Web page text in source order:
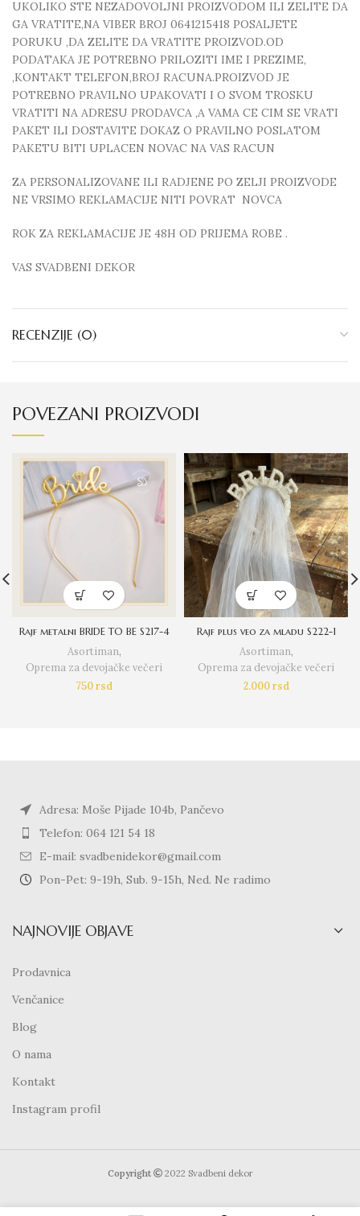
UKOLIKO STE NEZADOVOLJNI PROIZVODOM ILI ZELITE DA
GA VRATITE,NA VIBER BROJ 0641215418 POSALJETE
PORUKU ,DA ZELITE DA VRATITE PROIZVOD.OD
PODATAKA JE POTREBNO PRILOZITI IME I PREZIME,
,KONTAKT TELEFON,BROJ RACUNA.PROIZVOD JE
POTREBNO PRAVILNO UPAKOVATI I O SVOM TROSKU
VRATITI NA ADRESU PRODAVCA ,A VAMA CE CIM SE VRATI
PAKET ILI DOSTAVITE DOKAZ O PRAVILNO POSLATOM
PAKETU BITI UPLACEN NOVAC NA VAS RACUN
ZA PERSONALIZOVANE ILI RADJENE PO ZELJI PROIZVODE
NE VRSIMO REKLAMACIJE NITI POVRAT NOVCA
ROK ZA REKLAMACIJE JE 48H OD PRIJEMA ROBE .
VAS SVADBENI DEKOR
RECENZIJE (0)
POVEZANI PROIZVODI
Rajf metalni BRIDE TO BE S217-4
Asortiman,
Oprema za devojačke večeri
750rsd
Rajf plus veo za mladu S222-1
Asortiman,
Oprema za devojačke večeri
2.000rsd
Adresa: Moše Pijade 104b, Pančevo
Telefon: 064 121 54 18
E-mail: svadbenidekor@gmail.com
Pon-Pet: 9-19h, Sub. 9-15h, Ned. Ne radimo
NAJNOVIJE OBJAVE
Prodavnica
Venčanice
Blog
O nama
Kontakt
Instagram profil
Copyright 2022 Svadbeni dekor